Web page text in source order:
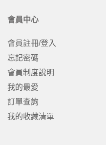
會員中心
會員註冊/登入
忘記密碼
會員制度說明
我的最愛
訂單查詢
我的收藏清單